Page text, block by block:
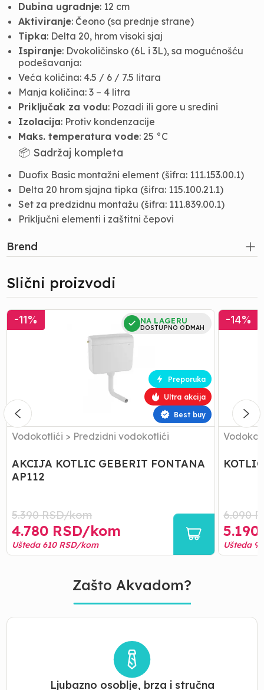
Dubina ugradnje: 12 cm
Aktiviranje: Čeono (sa prednje strane)
Tipka: Delta 20, hrom visoki sjaj
Ispiranje: Dvokoličinsko (6L i 3L), sa mogućnošću
podešavanja:
Veća količina: 4.5 / 6 / 7.5 litara
Manja količina: 3 – 4 litra
Priključak za vodu: Pozadi ili gore u sredini
Izolacija: Protiv kondenzacije
Maks. temperatura vode: 25 °C
📦 Sadržaj kompleta
Duofix Basic montažni element (šifra: 111.153.00.1)
Delta 20 hrom sjajna tipka (šifra: 115.100.21.1)
Set za predzidnu montažu (šifra: 111.839.00.1)
Priključni elementi i zaštitni čepovi
Brend
Slični proizvodi
AKCIJA
KOTLIC
-11%
Preporuka
Ultra akcija
Best buy
NA LAGERU
DOSTUPNO ODMAH
Vodokotlići > Predzidni vodokotlići
AKCIJA KOTLIC GEBERIT FONTANA
AP112
5.390RSD/kom
4.780 RSD/kom
Ušteda 610RSD/kom
KOTLIC
GEBERIT
-14%
6.090
5.190
Ušteda
Zašto Akvadom?
Ljubazno osoblje, brza i stručna